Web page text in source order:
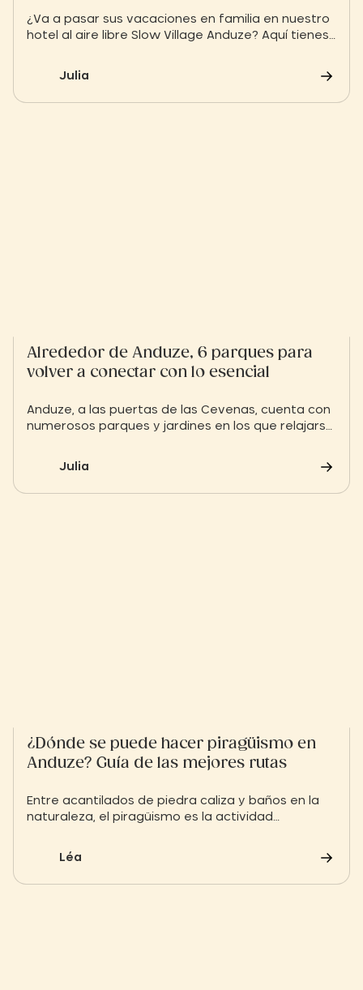
¿Va a pasar sus vacaciones en familia en nuestro
hotel al aire libre Slow Village Anduze? Aquí tienes
los niños.
Julia
Alrededor de Anduze, 6 parques para
volver a conectar con lo esencial
Anduze, a las puertas de las Cevenas, cuenta con
numerosos parques y jardines en los que relajarse.
descubrimiento botánico, estos espacios verdes
seducirán a grandes y pequeños. Un soplo de aire
fresco en un entorno típico de las Cevenas.
Julia
¿Dónde se puede hacer piragüismo en
Anduze? Guía de las mejores rutas
Entre acantilados de piedra caliza y baños en la
naturaleza, el piragüismo es la actividad
necesitas saber sobre las tarifas, la edad mínima
Léa